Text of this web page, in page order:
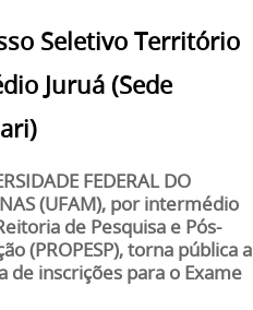
Seletivo Território
Juruá (Sede
FEDERAL DO
(UFAM), por intermédio
de Pesquisa e Pós-
(PROPESP), torna pública a
de inscrições para o Exame